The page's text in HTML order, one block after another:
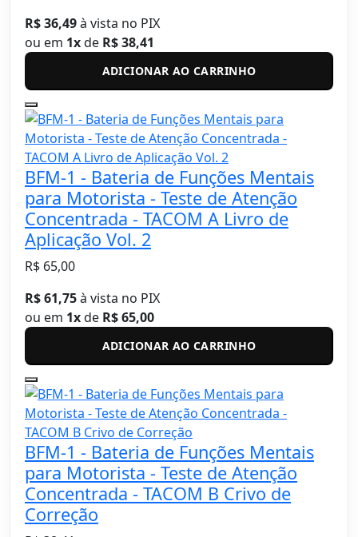
R$ 36,49à vista no PIX
ou em 1xde R$ 38,41
ADICIONAR AO CARRINHO
BFM-1 - Bateria de Funções Mentais
para Motorista - Teste de Atenção
Concentrada - TACOM A Livro de
Aplicação Vol. 2
R$ 65,00
R$ 61,75à vista no PIX
ou em 1xde R$ 65,00
ADICIONAR AO CARRINHO
BFM-1 - Bateria de Funções Mentais
para Motorista - Teste de Atenção
Concentrada - TACOM B Crivo de
Correção